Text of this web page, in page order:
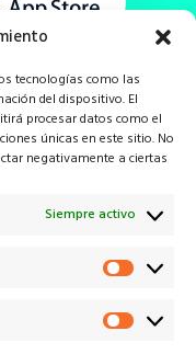
tecnologías como las
del dispositivo. El
procesar datos como el
únicas en este sitio. No
negativamente a ciertas
Siempre activo
a cada uno
V.O.